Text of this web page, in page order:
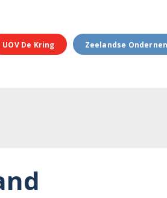
UOV De Kring Zeelandse